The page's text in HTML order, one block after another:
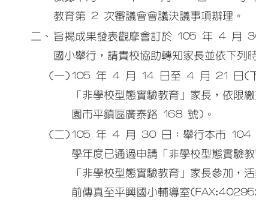
教育第 2 次審議會會議決議事項辦理。
二、 旨揭成果發表觀摩會訂於 105 年 4 月
國小舉行，請貴校協助轉知家長並依下列
(一) 105 年 4 月 14 日至 4 月 21 日(
「非學校型態實驗教育」家長，依限
園市平鎮區廣泰路 168 號)。
(二) 105 年 4 月 30 日：舉行本市 104
學年度已通過申請「非學校型態實驗
「非學校型態實驗教育」家長參加
前傳真至平興國小輔導室